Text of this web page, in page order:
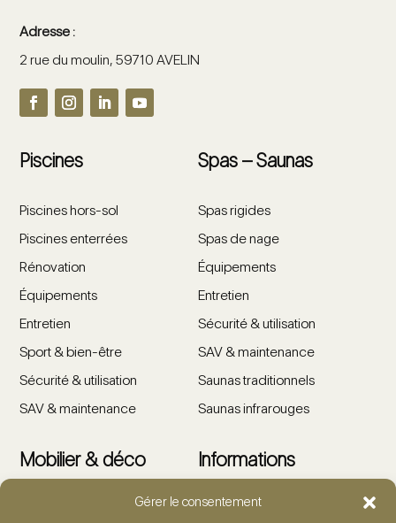
Gérer le consentement
Adresse :
2 rue du moulin, 59710 AVELIN
Piscines
Piscines hors-sol
Piscines enterrées
Rénovation
Équipements
Entretien
Sport & bien-être
Sécurité & utilisation
SAV & maintenance
Spas – Saunas
Spas rigides
Spas de nage
Équipements
Entretien
Sécurité & utilisation
SAV & maintenance
Saunas traditionnels
Saunas infrarouges
Mobilier & déco Informations
Showroom